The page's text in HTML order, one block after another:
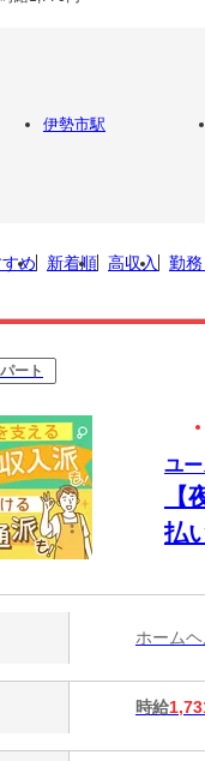
伊勢市駅
め 新着順 高収入 勤
ート
ユ
払
ホーム
時給